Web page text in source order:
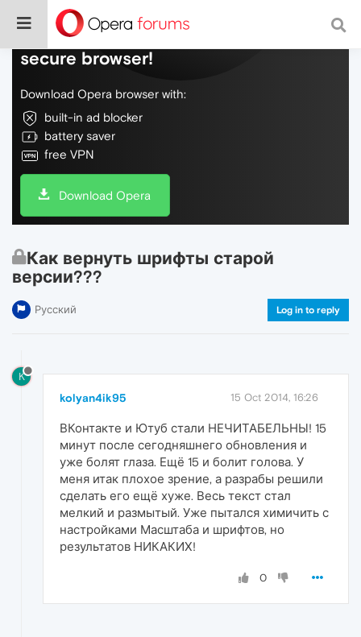
Do more on the web, with a fast and
secure browser!
Download Opera browser with:
built-in ad blocker
battery saver
free VPN
Download Opera
Как вернуть шрифты старой
версии???
Русский Log in to reply
K
kolyan4ik95 15 Oct 2014, 16:26
ВКонтакте и Ютуб стали НЕЧИТАБЕЛЬНЫ! 15
минут после сегодняшнего обновления и
уже болят глаза. Ещё 15 и болит голова. У
меня итак плохое зрение, а разрабы решили
сделать его ещё хуже. Весь текст стал
мелкий и размытый. Уже пытался химичить с
настройками Масштаба и шрифтов, но
результатов НИКАКИХ!
0